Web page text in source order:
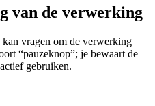
van de verwerking
kan vragen om de verwerking
“pauzeknop”; je bewaart de
gebruiken.